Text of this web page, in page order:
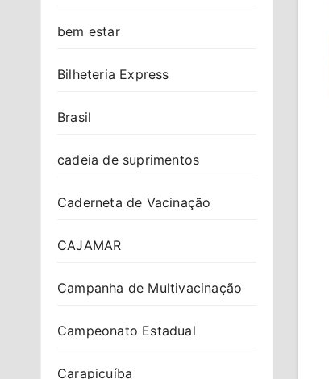
bem estar
Bilheteria Express
Brasil
cadeia de suprimentos
Caderneta de Vacinação
CAJAMAR
Campanha de Multivacinação
Campeonato Estadual
Carapicuíba